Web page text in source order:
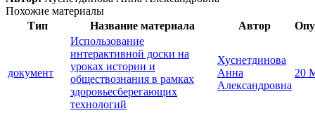
Похожие материалы
Тип
Название материала Автор
документ
Использование
интерактивной доски на
уроках истории и
обществознания в рамках
здоровьесберегающих
технологий
Хуснетдинова
Анна
Александровна
20